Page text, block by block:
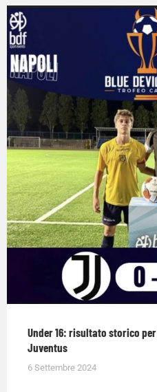
Under 16: risultato storico
Juventus
6 Settembre 2024